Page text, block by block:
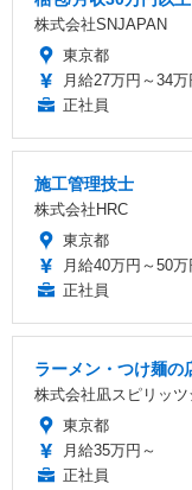
株式会社SNJAPAN
東京都
月給27万円～34万
正社員
施工管理技士
株式会社HRC
東京都
月給40万円～50万
正社員
ラーメン・つけ麺の
株式会社凪スピリッツ
東京都
月給35万円～
正社員